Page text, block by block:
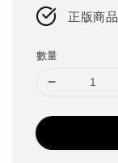
正版商品
數量